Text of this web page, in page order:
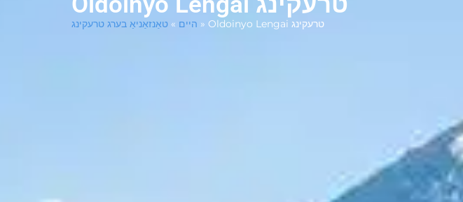
היים » טאַנזאַניאַ בערג טרעקינג » Oldoinyo Lengai טרעקינג